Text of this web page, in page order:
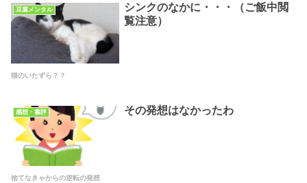
豆腐メンタル
シンクのなかに・・・（ご飯中閲
覧注意）
猫のいたずら？？
感想・書評 その発想はなかったわ
捨てなきゃからの逆転の発想